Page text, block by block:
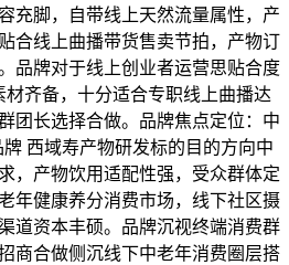
充脚，自带线上天然流量属性，产
合线上曲播带货售卖节拍，产物订
品牌对于线上创业者运营思贴合度
齐备，十分适合专职线上曲播达
团长选择合做。品牌焦点定位：中
西域寿产物研发标的目的方向中
，产物饮用适配性强，受众群体定
年健康养分消费市场，线下社区摄
道资本丰硕。品牌沉视终端消费群
商合做侧沉线下中老年消费圈层搭